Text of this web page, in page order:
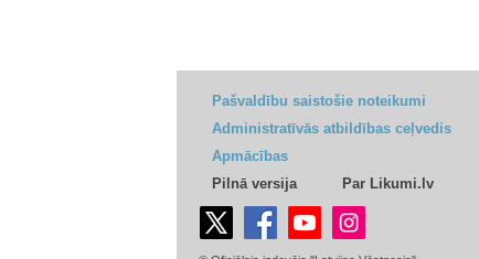
Pašvaldību saistošie noteikumi
Administratīvās atbildības ceļvedis
Apmācības
Pilnā versija
Par Likumi.lv